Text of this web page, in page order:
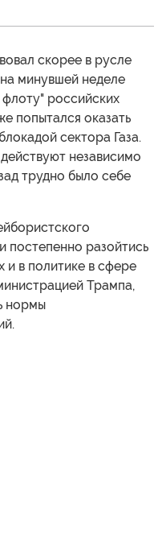
скорее в русле
минувшей неделе
российских
попытался оказать
сектора Газа.
независимо
трудно было себе
постепенно разойтись
и в политике в сфере
Трампа,
нормы